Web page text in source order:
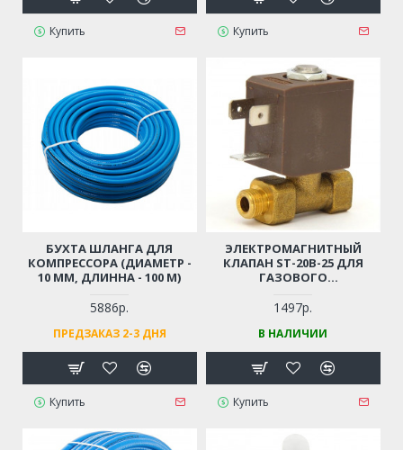
Купить Купить
БУХТА ШЛАНГА ДЛЯ
КОМПРЕССОРА (ДИАМЕТР -
10 ММ, ДЛИННА - 100 М)
5886р.
ПРЕДЗАКАЗ 2-3 ДНЯ
Купить
ЭЛЕКТРОМАГНИТНЫЙ
КЛАПАН ST-20B-25 ДЛЯ
ГАЗОВОГО
ПУШЕК
1497р.
В НАЛИЧИИ
Купить